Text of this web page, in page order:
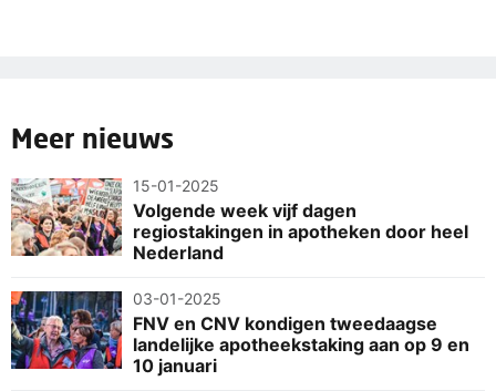
Meer nieuws
15-01-2025
Volgende week vijf dagen
regiostakingen in apotheken door heel
Nederland
03-01-2025
FNV en CNV kondigen tweedaagse
landelijke apotheekstaking aan op 9 en
10 januari